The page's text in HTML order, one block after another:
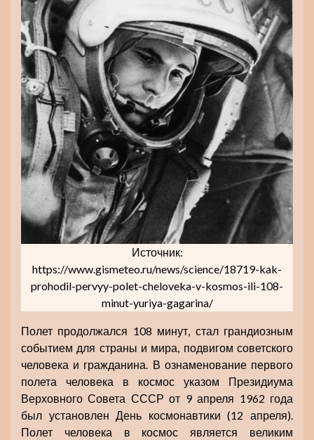
Источник:
https://www.gismeteo.ru/news/science/18719-kak-
prohodil-pervyy-polet-cheloveka-v-kosmos-ili-108-
minut-yuriya-gagarina/
Полет продолжался 108 минут, стал грандиозным
событием для страны и мира, подвигом советского
человека и гражданина. В ознаменование первого
полета человека в космос указом Президиума
Верховного Совета СССР от 9 апреля 1962 года
был установлен День космонавтики (12 апреля).
Полет человека в космос является великим